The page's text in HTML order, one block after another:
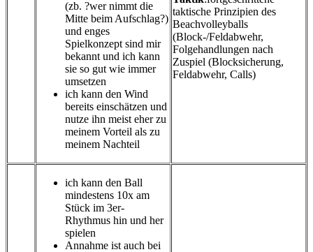
(zb. ?wer nimmt die
Mitte beim Aufschlag?)
und enges
Spielkonzept sind mir
bekannt und ich kann
sie so gut wie immer
umsetzen
ich kann den Wind
bereits einschätzen und
nutze ihn meist eher zu
meinem Vorteil als zu
meinem Nachteil
taktische Prinzipien des
Beachvolleyballs
(Block-/Feldabwehr,
Folgehandlungen nach
Zuspiel (Blocksicherung,
Feldabwehr, Calls)
ich kann den Ball
mindestens 10x am
Stück im 3er-
Rhythmus hin und her
spielen
Annahme ist auch bei